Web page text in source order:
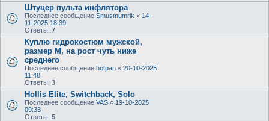
Штуцер пульта инфлятора
Последнее сообщение Smusmumrik « 14-
11-2025 18:39
Ответы: 7
Куплю гидрокостюм мужской,
размер М, на рост чуть ниже
среднего
Последнее сообщение hotpan « 20-10-2025
11:48
Ответы: 3
Hollis Elite, Switchback, Solo
Последнее сообщение VAS « 19-10-2025
09:33
Ответы: 5